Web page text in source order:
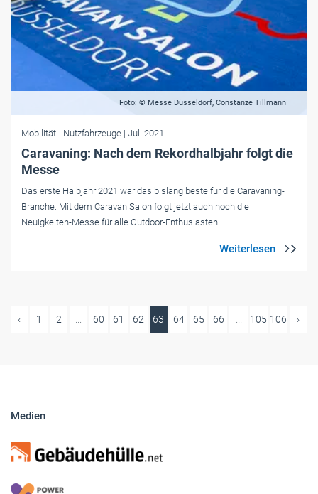
Foto: © Messe Düsseldorf, Constanze Tillmann
Mobilität - Nutzfahrzeuge | Juli 2021
Caravaning: Nach dem Rekordhalbjahr folgt die
Messe
Das erste Halbjahr 2021 war das bislang beste für die Caravaning-
Branche. Mit dem Caravan Salon folgt jetzt auch noch die
Neuigkeiten-Messe für alle Outdoor-Enthusiasten.
‹ 1 2 ... 60 61 62 63 64 65 66 ... 105 106 ›
Medien